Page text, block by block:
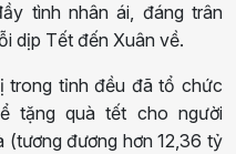
tình nhân ái, đáng trân
dịp Tết đến Xuân về.
trong tỉnh đều đã tổ chức
tặng quà tết cho người
đương hơn 12,36 tỷ